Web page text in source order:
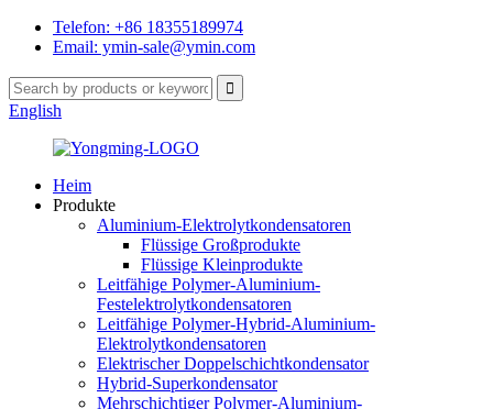
Telefon: +86 18355189974
Email: ymin-sale@ymin.com
English
Heim
Produkte
Aluminium-Elektrolytkondensatoren
Flüssige Großprodukte
Flüssige Kleinprodukte
Leitfähige Polymer-Aluminium-
Festelektrolytkondensatoren
Leitfähige Polymer-Hybrid-Aluminium-
Elektrolytkondensatoren
Elektrischer Doppelschichtkondensator
Hybrid-Superkondensator
Mehrschichtiger Polymer-Aluminium-